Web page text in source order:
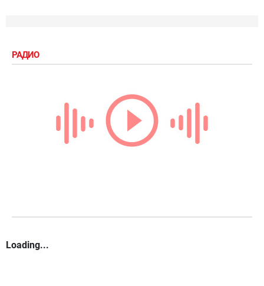
РАДИО
Loading...